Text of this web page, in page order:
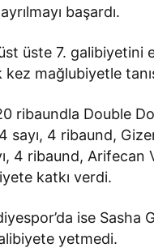
başardı.
üste 7. galibiyetini
mağlubiyetle
ribaundla Double
sayı, 4 ribaund,
4 ribaund,
katkı verdi.
ise Sasha
yetmedi.